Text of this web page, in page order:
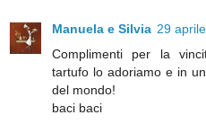
Manuela e Silvia 29
Complimenti per la
tartufo lo adoriamo e in
del mondo!
baci baci